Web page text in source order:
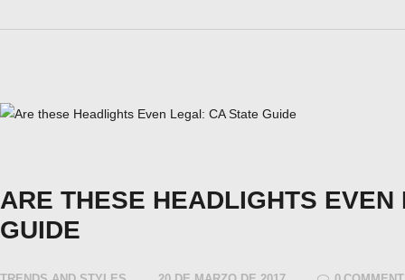
ARE THESE HEADLIGHTS EVEN
GUIDE